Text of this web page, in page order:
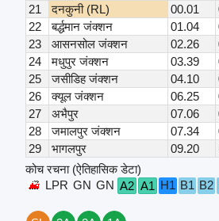
21
दनकुनी (RL) 00.01
22
बर्द्धमान जंक्शन 01.04
23
आसनसोल जंक्शन 02.26
24
मधुपुर जंक्शन 03.39
25
जसीडिह जंक्शन 04.10
26
क्यूल जंक्शन 06.25
27
अभैपुर 07.06
28
जमालपुर जंक्शन 07.34
29
भागलपुर 09.20
कोच रचना (ऐतिहासिक डेटा)
LPR GN GN A2 A1 H1 B1 B2